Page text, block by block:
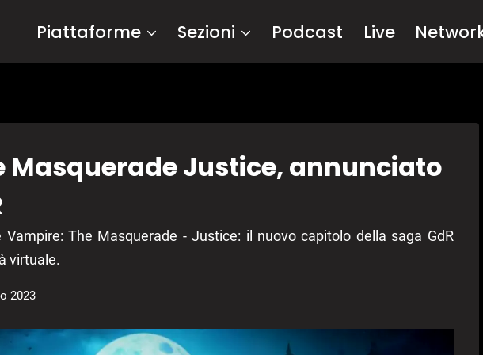
Piattaforme Sezioni Podcast Live
Masquerade Justice, annunciato
The Masquerade - Justice: il nuovo capitolo della saga GdR
virtuale.
2023